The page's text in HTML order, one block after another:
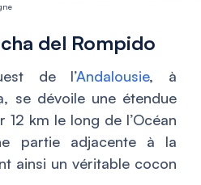
del Rompido
de l’Andalousie, à
se dévoile une étendue
12 km le long de l’Océan
partie adjacente à la
ainsi un véritable cocon